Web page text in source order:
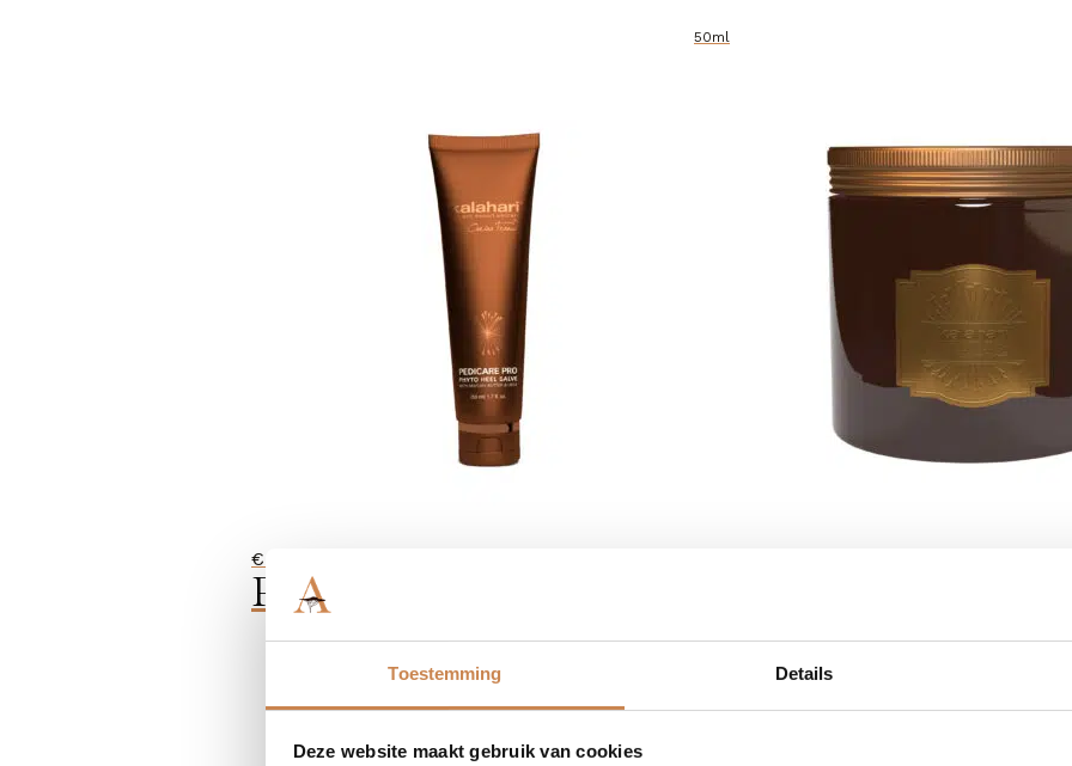
Toestemming Details
Deze website maakt gebruik van cookies
50ml
€
Phyto Body Buff